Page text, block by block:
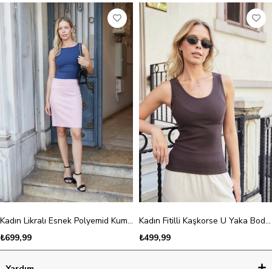
Kadın Likralı Esnek Polyemid Kumaş Kayık Yaka Kolsuz Body Bluz-Lacivert
₺699,99
Kadın Fitilli Kaşkorse U Yaka Body Bluz-Kahve
₺499,99